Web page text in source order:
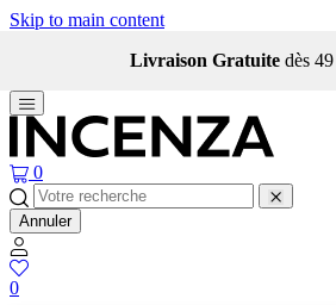
Skip to main content
Livraison Gratuite dès
0
Annuler
0